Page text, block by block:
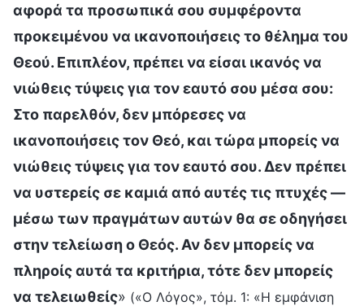
αφορά τα προσωπικά σου συμφέροντα
προκειμένου να ικανοποιήσεις το θέλημα του
Θεού. Επιπλέον, πρέπει να είσαι ικανός να
νιώθεις τύψεις για τον εαυτό σου μέσα σου:
Στο παρελθόν, δεν μπόρεσες να
ικανοποιήσεις τον Θεό, και τώρα μπορείς να
νιώθεις τύψεις για τον εαυτό σου. Δεν πρέπει
να υστερείς σε καμιά από αυτές τις πτυχές —
μέσω των πραγμάτων αυτών θα σε οδηγήσει
στην τελείωση ο Θεός. Αν δεν μπορείς να
πληροίς αυτά τα κριτήρια, τότε δεν μπορείς
να τελειωθείς» («Ο Λόγος», τόμ. 1: «Η εμφάνιση